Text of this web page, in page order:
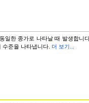
일한 종가로 나타날 때 발생합니
준을 나타냅니다. 더 보기...